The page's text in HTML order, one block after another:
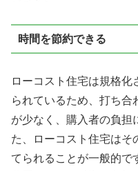
時間を節約できる
ローコスト住宅は規格
られているため、打ち合
が少なく、購入者の負担
た、ローコスト住宅はそ
てられることが一般的で